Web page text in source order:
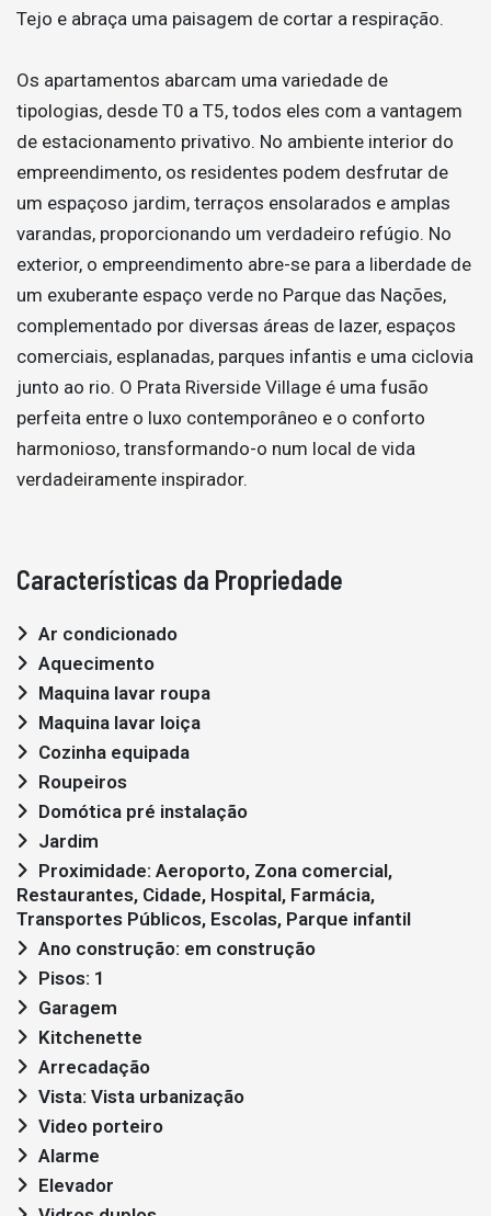
Tejo e abraça uma paisagem de cortar a respiração.
Os apartamentos abarcam uma variedade de
tipologias, desde T0 a T5, todos eles com a vantagem
de estacionamento privativo. No ambiente interior do
empreendimento, os residentes podem desfrutar de
um espaçoso jardim, terraços ensolarados e amplas
varandas, proporcionando um verdadeiro refúgio. No
exterior, o empreendimento abre-se para a liberdade de
um exuberante espaço verde no Parque das Nações,
complementado por diversas áreas de lazer, espaços
comerciais, esplanadas, parques infantis e uma ciclovia
junto ao rio. O Prata Riverside Village é uma fusão
perfeita entre o luxo contemporâneo e o conforto
harmonioso, transformando-o num local de vida
verdadeiramente inspirador.
Características da Propriedade
Ar condicionado
Aquecimento
Maquina lavar roupa
Maquina lavar loiça
Cozinha equipada
Roupeiros
Domótica pré instalação
Jardim
Restaurantes, Cidade, Hospital, Farmácia,
Transportes Públicos, Escolas, Parque infantil
Ano construção: em construção
Pisos: 1
Garagem
Kitchenette
Arrecadação
Vista: Vista urbanização
Video porteiro
Alarme
Elevador